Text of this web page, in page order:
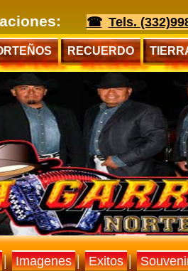
Tels.
RECUERDO
│ Imagenes │ Exitos │